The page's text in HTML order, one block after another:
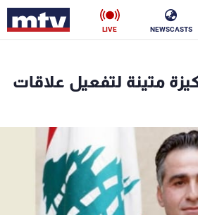
NEWSCASTS
LIVE
متينة لتفعيل علاقات
ناس
فن
رياضة